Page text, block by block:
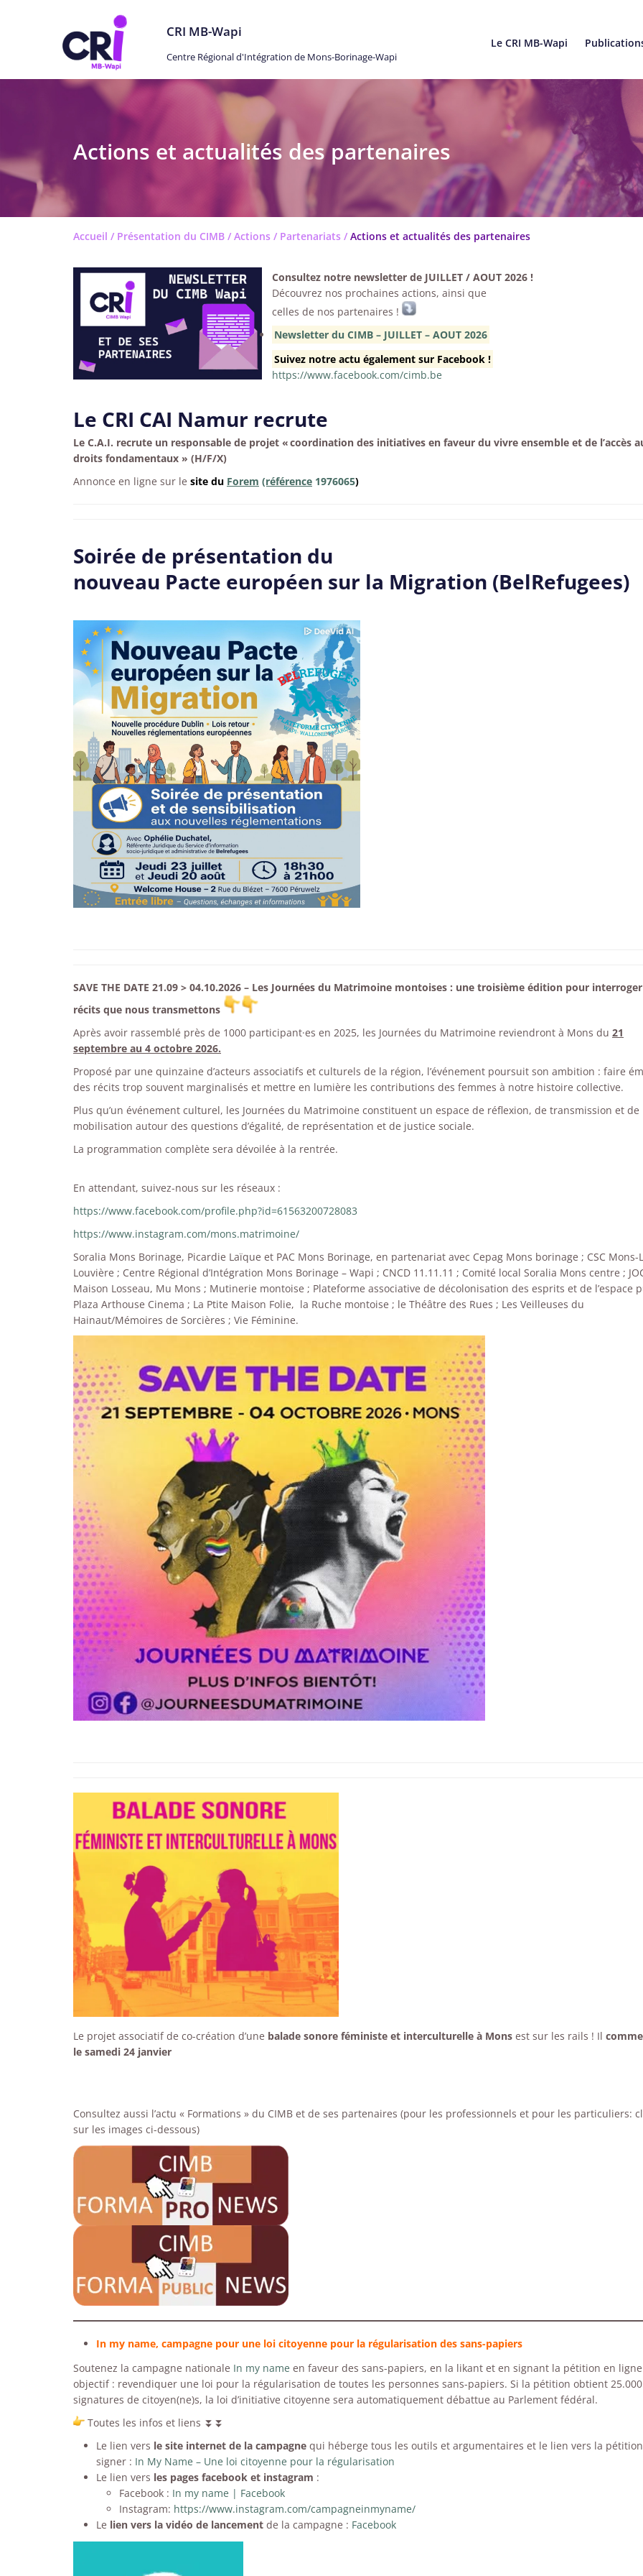
CRI MB-Wapi
Centre Régional d'Intégration de Mons-Borinage-Wapi
Le CRI MB-Wapi
Actions et actualités des partenaires
Accueil / Présentation du CIMB / Actions / Partenariats / Actions et actualités des partenaires
Consultez notre newsletter de JUILLET / AOUT 2026 !
Découvrez nos prochaines actions, ainsi que
celles de nos partenaires !
Newsletter du CIMB – JUILLET – AOUT 2026
Suivez notre actu également sur Facebook !
https://www.facebook.com/cimb.be
Le CRI CAI Namur recrute
Le C.A.I. recrute un responsable de projet «coordination des initiatives en faveur du vivre ensemble et de l’accès
droits fondamentaux » (H/F/X)
Annonce en ligne sur le site du Forem (référence 1976065)
Soirée de présentation du
nouveau Pacte européen sur la Migration (BelRefugees)
SAVE THE DATE 21.09 > 04.10.2026 – Les Journées du Matrimoine montoises : une troisième édition pour
récits que nous transmettons
Après avoir rassemblé près de 1000 participant·es en 2025, les Journées du Matrimoine reviendront à Mons du 21
septembre au 4 octobre 2026.
Proposé par une quinzaine d’acteurs associatifs et culturels de la région, l’événement poursuit son ambition : faire
des récits trop souvent marginalisés et mettre en lumière les contributions des femmes à notre histoire collective.
Plus qu’un événement culturel, les Journées du Matrimoine constituent un espace de réflexion, de transmission et de
mobilisation autour des questions d’égalité, de représentation et de justice sociale.
La programmation complète sera dévoilée à la rentrée.
En attendant, suivez-nous sur les réseaux :
https://www.facebook.com/profile.php?id=61563200728083
https://www.instagram.com/mons.matrimoine/
Soralia Mons Borinage, Picardie Laïque et PAC Mons Borinage, en partenariat avec Cepag Mons borinage ; CSC Mons-
Louvière ; Centre Régional d’Intégration Mons Borinage – Wapi ; CNCD 11.11.11 ; Comité local Soralia Mons centre ;
Maison Losseau, Mu Mons ; Mutinerie montoise ; Plateforme associative de décolonisation des esprits et de l’espace
Plaza Arthouse Cinema ; La Ptite Maison Folie, la Ruche montoise ; le Théâtre des Rues ; Les Veilleuses du
Hainaut/Mémoires de Sorcières ; Vie Féminine.
Le projet associatif de co-création d’une balade sonore féministe et interculturelle à Mons est sur les rails ! Il
le samedi 24 janvier
Consultez aussi l’actu « Formations » du CIMB et de ses partenaires (pour les professionnels et pour les particuliers:
sur les images ci-dessous)
In my name, campagne pour une loi citoyenne pour la régularisation des sans-papiers
Soutenez la campagne nationale In my name en faveur des sans-papiers, en la likant et en signant la pétition en ligne
objectif : revendiquer une loi pour la régularisation de toutes les personnes sans-papiers. Si la pétition obtient 25.000
signatures de citoyen(ne)s, la loi d’initiative citoyenne sera automatiquement débattue au Parlement fédéral.
Toutes les infos et liens ⏬ ⏬
Le lien vers le site internet de la campagne qui héberge tous les outils et argumentaires et le lien vers la
signer : In My Name – Une loi citoyenne pour la régularisation
Le lien vers les pages facebook et instagram :
Facebook : In my name | Facebook
Instagram: https://www.instagram.com/campagneinmyname/
Le lien vers la vidéo de lancement de la campagne : Facebook